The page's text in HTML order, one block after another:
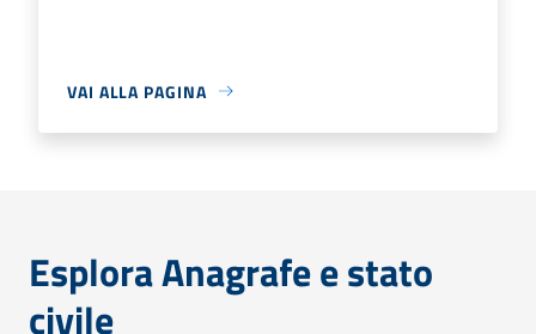
VAI ALLA PAGINA
Esplora Anagrafe e stato
civile